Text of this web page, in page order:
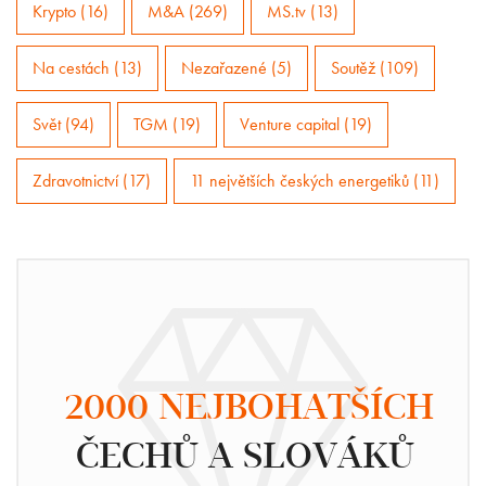
Krypto (16) M&A (269) MS.tv (13)
Na cestách (13) Nezařazené (5) Soutěž (109)
Svět (94) TGM (19) Venture capital (19)
Zdravotnictví (17) 11 největších českých energetiků (11)
2000 NEJBOHATŠÍCH
ČECHŮ A SLOVÁKŮ